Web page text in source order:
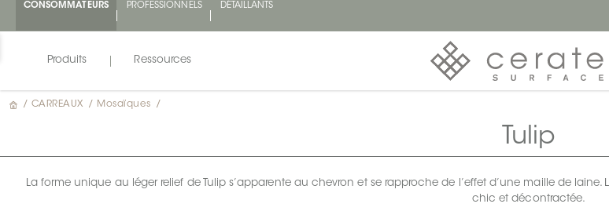
CONSOMMATEURS PROFESSIONNELS
DÉTAILLANTS
Produits Ressources
/ CARREAUX / Mosaïques /
Tulip
La forme unique au léger relief de Tulip s’apparente au chevron et se rapproche de l’effet d’une maille de
chic et décontractée.